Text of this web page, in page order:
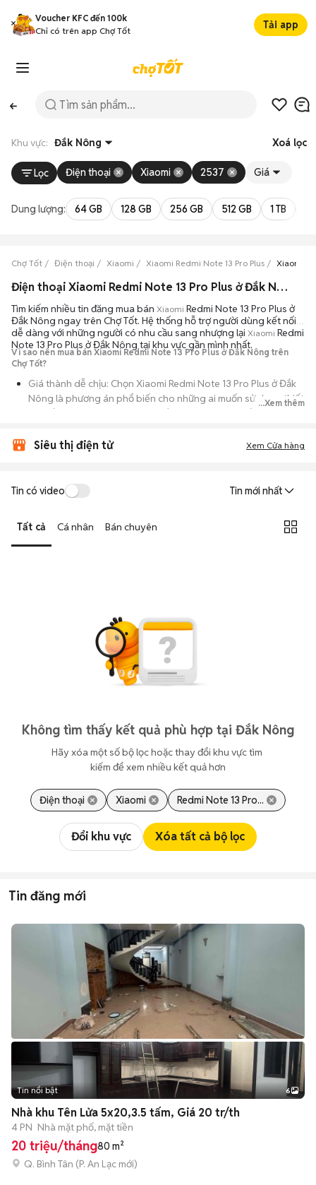
Voucher KFC đến 100k
Chỉ có trên app Chợ Tốt
Tải app
Khu vực: Đắk Nông Xoá lọc
Lọc Điện thoại Xiaomi 2537 Giá
Dung lượng: 64 GB 128 GB 256 GB 512 GB 1 TB
Chợ Tốt Điện thoại Xiaomi Xiaomi Redmi Note 13 Pro Plus Xiaomi
Điện thoại Xiaomi Redmi Note 13 Pro Plus ở Đắk Nông ngoại hình đẹp
Tìm kiếm nhiều tin đăng mua bán Xiaomi Redmi Note 13 Pro Plus ở
Đắk Nông ngay trên Chợ Tốt. Hệ thống hỗ trợ người dùng kết nối
dễ dàng với những người có nhu cầu sang nhượng lại Xiaomi Redmi
Note 13 Pro Plus ở Đắk Nông tại khu vực gần mình nhất.
Vì sao nên mua bán Xiaomi Redmi Note 13 Pro Plus ở Đắk Nông trên
Chợ Tốt?
Giá thành dễ chịu: Chọn Xiaomi Redmi Note 13 Pro Plus ở Đắk
Nông là phương án phổ biến cho những ai muốn sử dụng thiết
bị chất lượng nhưng không muốn chi trả mức giá đắt đỏ của
Đa dạng người bán: Bạn có thể tìm Xiaomi Redmi Note 13 Pro
trực tiếp cầm nắm, thử nghiệm các tính năng của máy để đảm
bảo máy hoạt động ổn định.
...Xem thêm
Siêu thị điện tử Xem Cửa hàng
Tin có video Tin mới nhất
Tất cả Cá nhân Bán chuyên
Không tìm thấy kết quả phù hợp tại Đắk Nông
Hãy xóa một số bộ lọc hoặc thay đổi khu vực tìm
kiếm để xem nhiều kết quả hơn
Điện thoại Xiaomi Redmi Note 13 Pro...
Đổi khu vực Xóa tất cả bộ lọc
Tin đăng mới
+2
Tin nổi bật 6
Nhà khu Tên Lửa 5x20,3.5 tấm, Giá 20 tr/th
4 PN Nhà mặt phố, mặt tiền
20 triệu/tháng80 m²
Q. Bình Tân (P. An Lạc mới)